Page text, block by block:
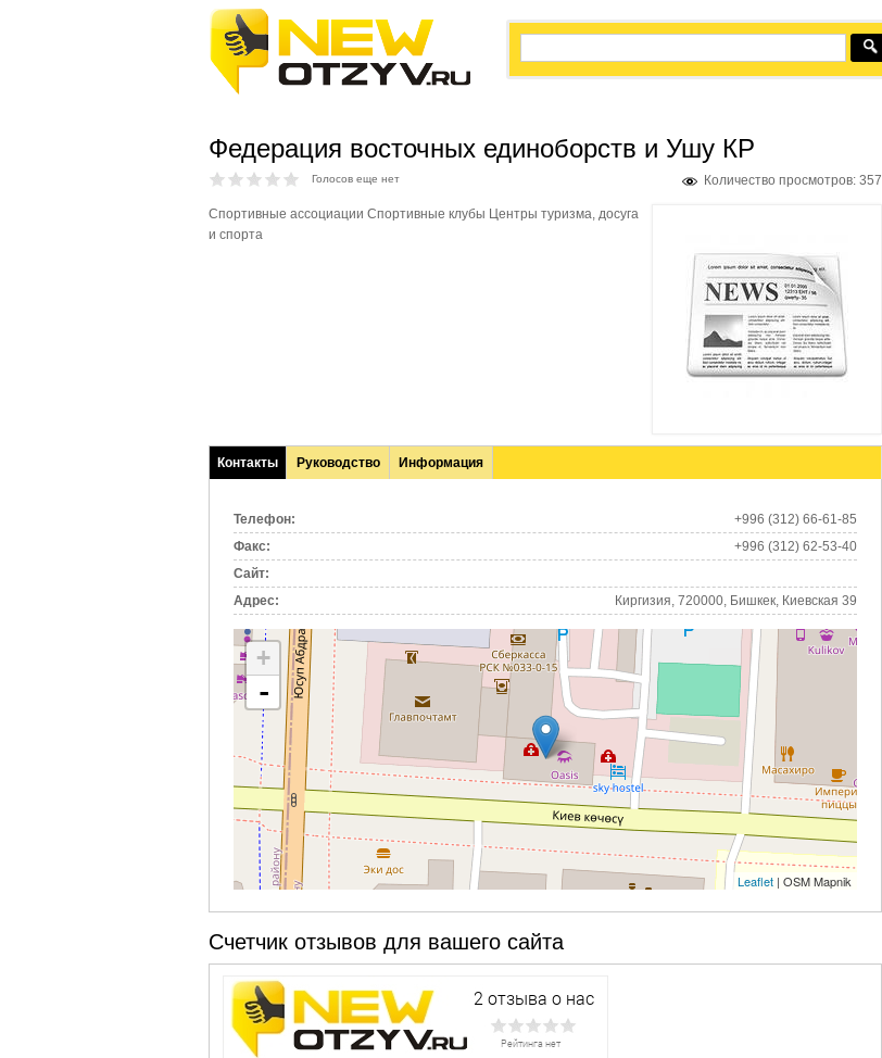
Федерация восточных единоборств и Ушу КР
Количество просмотров: 357
Голосов еще нет
Спортивные ассоциации Спортивные клубы Центры туризма, досуга
и спорта
Контакты
(активная
Руководство Информация
Телефон:
+996 (312) 66-61-85
Факс:
+996 (312) 62-53-40
Сайт:
Адрес:
Киргизия, 720000, Бишкек, Киевская 39
+
-
Leaflet | OSM Mapnik
Счетчик отзывов для вашего сайта